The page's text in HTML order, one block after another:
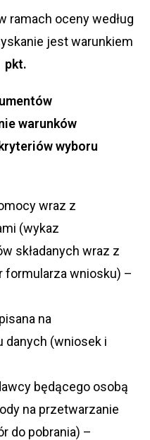
ramach oceny według
jest warunkiem
pkt.
warunków
wyboru
wraz z
(wykaz
składanych wraz z
formularza wniosku) –
na
danych (wniosek i
będącego osobą
na przetwarzanie
do pobrania) –